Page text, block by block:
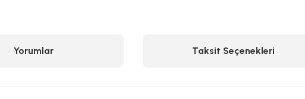
Yorumlar Taksit Seçenekleri